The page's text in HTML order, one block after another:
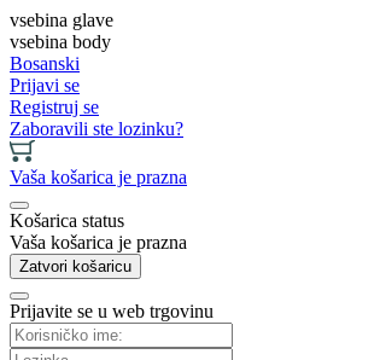
vsebina glave
vsebina body
Bosanski
Prijavi se
Registruj se
Zaboravili ste lozinku?
Vaša košarica je prazna
Košarica status
Vaša košarica je prazna
Zatvori košaricu
Prijavite se u web trgovinu